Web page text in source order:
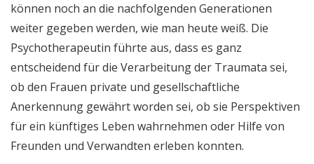
können noch an die nachfolgenden Generationen
weiter gegeben werden, wie man heute weiß. Die
Psychotherapeutin führte aus, dass es ganz
entscheidend für die Verarbeitung der Traumata sei,
ob den Frauen private und gesellschaftliche
Anerkennung gewährt worden sei, ob sie Perspektiven
für ein künftiges Leben wahrnehmen oder Hilfe von
Freunden und Verwandten erleben konnten.